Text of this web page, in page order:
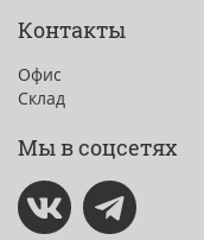
Контакты
Офис
Склад
Мы в соцсетях